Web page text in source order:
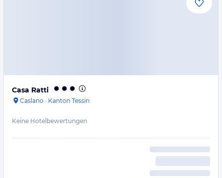
Casa Ratti
Caslano · Kanton Tessin
Keine Hotelbewertungen